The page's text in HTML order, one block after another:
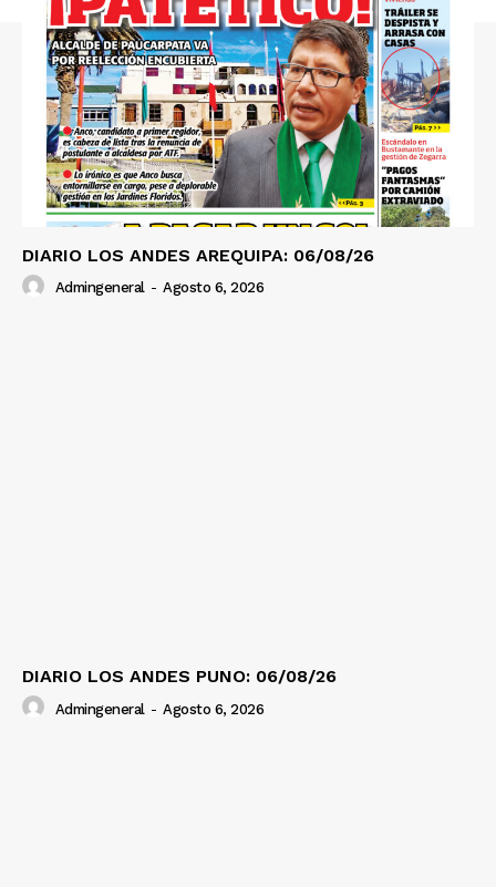
DIARIO LOS ANDES AREQUIPA: 06/08/26
Admingeneral - Agosto 6, 2026
DIARIO LOS ANDES PUNO: 06/08/26
Admingeneral - Agosto 6, 2026